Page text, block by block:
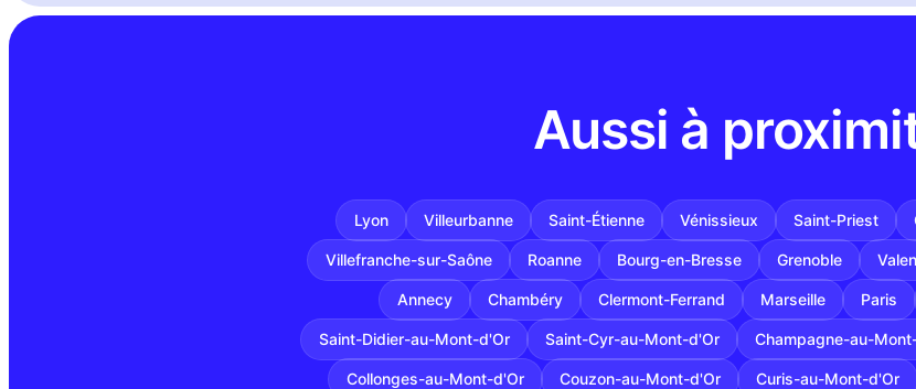
Aussi à
Lyon Villeurbanne Saint-Étienne Vénissieux Saint-Priest
Villefranche-sur-Saône Roanne Bourg-en-Bresse Grenoble
Annecy Chambéry Clermont-Ferrand Marseille Paris
Saint-Didier-au-Mont-d'Or Saint-Cyr-au-Mont-d'Or Champagne-au-
Collonges-au-Mont-d'Or Couzon-au-Mont-d'Or Curis-au-Mont-d'Or